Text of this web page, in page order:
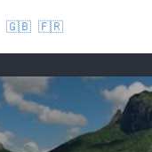
🇬🇧 🇫🇷